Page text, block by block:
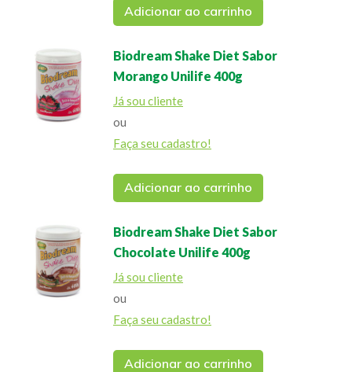
Adicionar ao carrinho
Biodream Shake Diet Sabor
Morango Unilife 400g
Já sou cliente
ou
Faça seu cadastro!
Adicionar ao carrinho
Biodream Shake Diet Sabor
Chocolate Unilife 400g
Já sou cliente
ou
Faça seu cadastro!
Adicionar ao carrinho